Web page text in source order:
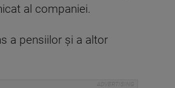
al companiei.
a pensiilor şi a altor